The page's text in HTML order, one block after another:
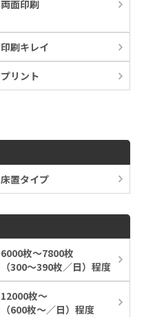
両面印刷
印刷キレイ
プリント
床置タイプ
6000枚～7800枚
（300～390枚／日）程度
12000枚～
（600枚～／日）程度